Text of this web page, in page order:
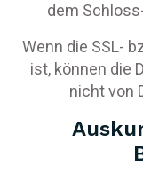
dem
Wenn die SSL-
ist, können die
nicht von